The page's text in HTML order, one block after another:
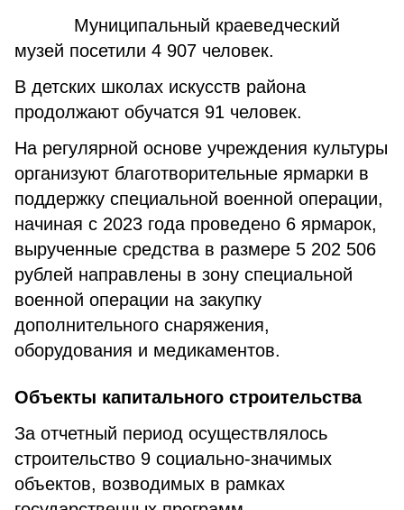
Муниципальный краеведческий
музей посетили 4 907 человек.
В детских школах искусств района
продолжают обучатся 91 человек.
На регулярной основе учреждения культуры
организуют благотворительные ярмарки в
поддержку специальной военной операции,
начиная с 2023 года проведено 6 ярмарок,
вырученные средства в размере 5 202 506
рублей направлены в зону специальной
военной операции на закупку
дополнительного снаряжения,
оборудования и медикаментов.
Объекты капитального строительства
За отчетный период осуществлялось
строительство 9 социально-значимых
объектов, возводимых в рамках